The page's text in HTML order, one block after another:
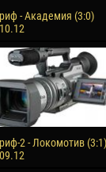
- Академия (3:0)
2 - Локомотив (3:1)